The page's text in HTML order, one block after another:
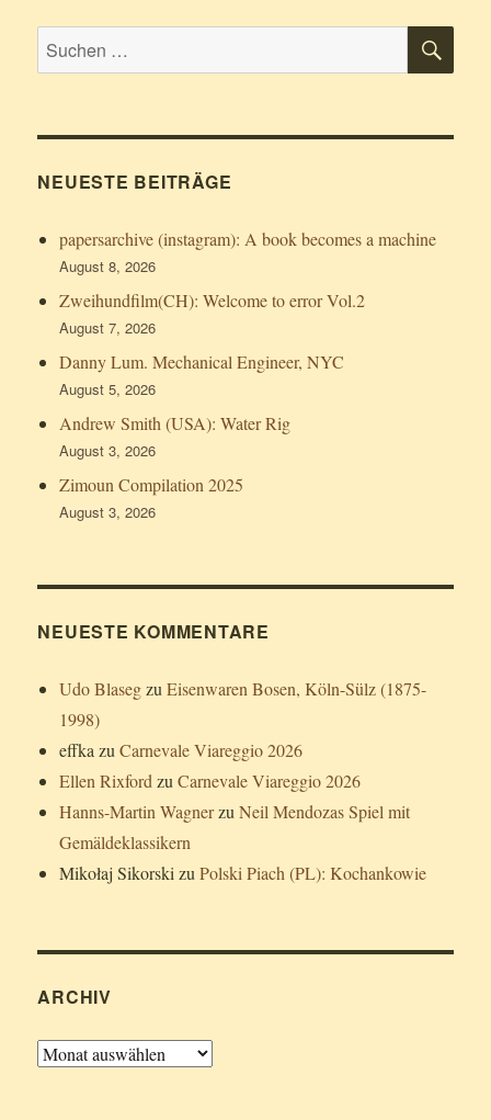
Suchen
nach:
NEUESTE BEITRÄGE
papersarchive (instagram): A book becomes a machine
August 8, 2026
Zweihundfilm(CH): Welcome to error Vol.2
August 7, 2026
Danny Lum. Mechanical Engineer, NYC
August 5, 2026
Andrew Smith (USA): Water Rig
August 3, 2026
Zimoun Compilation 2025
August 3, 2026
NEUESTE KOMMENTARE
Udo BlasegzuEisenwaren Bosen, Köln-Sülz (1875-
1998)
effka zuCarnevale Viareggio 2026
Ellen Rixford zuCarnevale Viareggio 2026
Hanns-Martin WagnerzuNeil Mendozas Spiel mit
Gemäldeklassikern
Mikołaj Sikorski zuPolski Piach (PL): Kochankowie
ARCHIV
Archiv